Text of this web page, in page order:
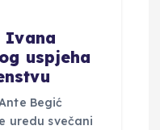
Ivana
uspjeha
Begić
uredu svečani